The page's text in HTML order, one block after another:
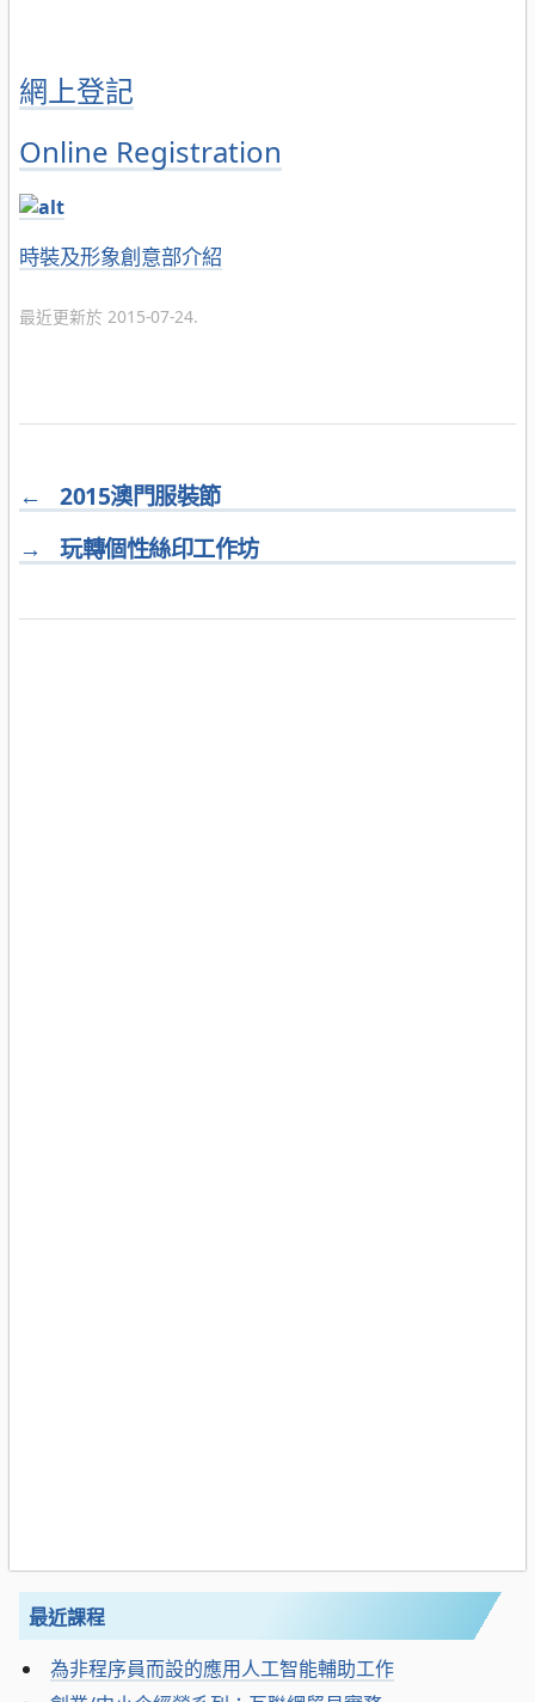
網上登記
Online Registration
分
時裝及形象創意部介紹
最近更新於 2015-07-24.
←
2015澳門服裝節
→
玩轉個性絲印工作坊
最近課程
為非程序員而設的應用人工智能輔助工作